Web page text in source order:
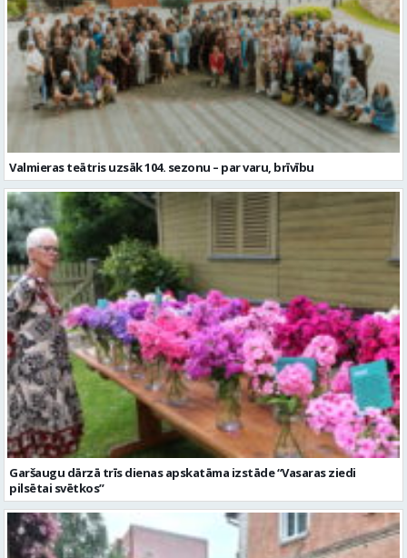
Valmieras teātris uzsāk 104. sezonu – par varu, brīvību
Garšaugu dārzā trīs dienas apskatāma izstāde “Vasaras ziedi
pilsētai svētkos”